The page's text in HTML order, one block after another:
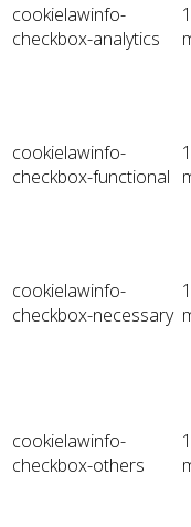
cookielawinfo-
checkbox-analytics
cookielawinfo-
checkbox-functional
cookielawinfo-
checkbox-necessary
cookielawinfo-
checkbox-others